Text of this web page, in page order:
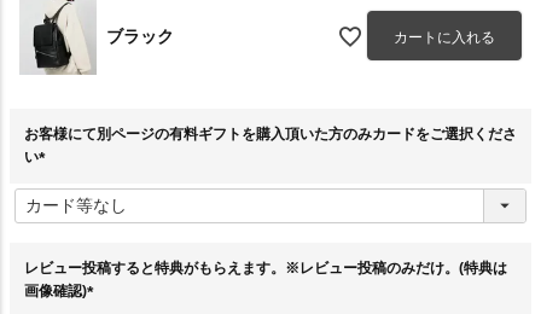
ブラック カートに入れる
お客様にて別ページの有料ギフトを購入頂いた方のみカードをご選択くださ
い
必
須
レビュー投稿すると特典がもらえます。※レビュー投稿のみだけ。(特典は
画像確認)